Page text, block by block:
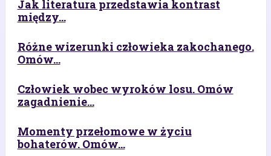
Jak literatura przedstawia kontrast
między...
Różne wizerunki człowieka zakochanego.
Omów...
Człowiek wobec wyroków losu. Omów
zagadnienie...
Momenty przełomowe w życiu
bohaterów. Omów...